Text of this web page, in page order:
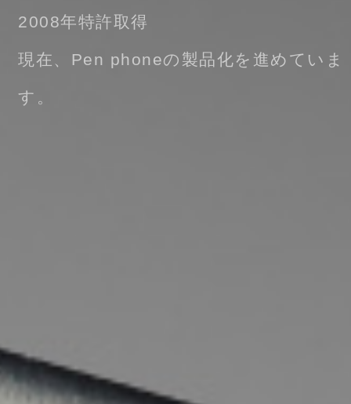
2008年特許取得
現在、Pen phoneの製品化を進めていま
す。